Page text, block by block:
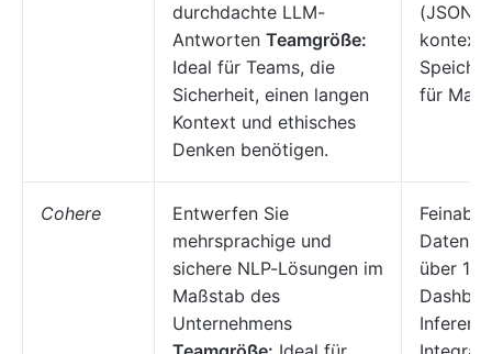
durchdachte LLM-
Antworten Teamgröße:
Ideal für Teams, die
Sicherheit, einen langen
Kontext und ethisches
Denken benötigen.
(JSON/
für
Cohere
Entwerfen Sie
mehrsprachige und
sichere NLP-Lösungen im
Maßstab des
Unternehmens
Daten,
über